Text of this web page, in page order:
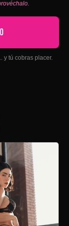
y tú cobras placer.